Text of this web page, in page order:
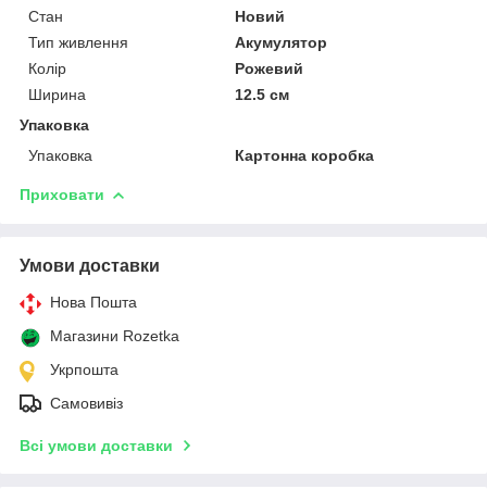
Стан
Новий
Тип живлення
Акумулятор
Колір
Рожевий
Ширина
12.5 см
Упаковка
Упаковка
Картонна коробка
Приховати
Умови доставки
Нова Пошта
Магазини Rozetka
Укрпошта
Самовивіз
Всі умови доставки